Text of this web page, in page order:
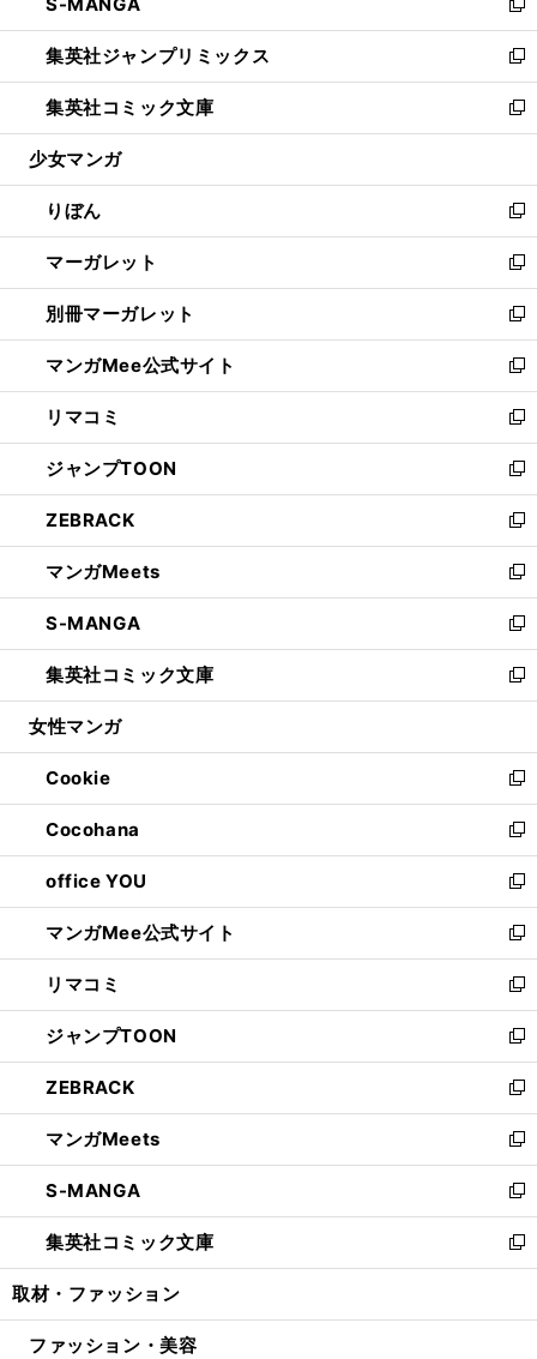
で
開
く
ド
ウ
で
開
く
ィ
ン
ド
ウ
で
開
い
ウ
ィ
ン
ド
ウ
開
く
新
し
い
ウ
ィ
ン
ウ
で
開
く
集英社ジャンプリミックス
新
し
い
ウ
ン
ド
ウ
で
開
く
集英社コミック文庫
新
し
ウ
ィ
ン
ド
ウ
で
開
く
少女マンガ
りぼん
新
し
い
ウ
ィ
ン
ド
ウ
で
開
く
マーガレット
新
し
い
ウ
ィ
ン
ド
ウ
で
開
く
別冊マーガレット
新
し
い
ウ
ィ
ン
ド
ウ
で
開
く
マンガMee公式サイト
新
し
い
ウ
ィ
ン
ド
ウ
で
開
く
リマコミ
新
し
い
ウ
ィ
ン
ド
ウ
で
開
く
ジャンプTOON
新
し
い
ウ
ィ
ン
ド
ウ
で
開
ZEBRACK
新
し
い
ウ
ィ
ン
ド
ウ
開
く
マンガMeets
新
し
い
ウ
ィ
ン
ウ
で
開
く
S-MANGA
新
し
い
ウ
ン
ド
ウ
で
開
く
集英社コミック文庫
新
し
ウ
ィ
ン
ド
ウ
で
開
く
女性マンガ
Cookie
新
し
い
ウ
ィ
ン
ド
ウ
で
開
く
Cocohana
新
し
い
ウ
ィ
ン
ド
ウ
で
開
く
office YOU
新
し
い
ウ
ィ
ン
ド
ウ
で
開
く
マンガMee公式サイト
新
し
い
ウ
ィ
ン
ド
ウ
で
開
く
リマコミ
新
し
い
ウ
ィ
ン
ド
ウ
で
開
く
ジャンプTOON
新
し
い
ウ
ィ
ン
ド
ウ
で
開
ZEBRACK
新
し
い
ウ
ィ
ン
ド
ウ
開
マンガMeets
新
し
い
ウ
ィ
ン
ウ
S-MANGA
新
し
い
ウ
ン
集英社コミック文庫
新
し
ウ
取材・ファッション
ファッション・美容